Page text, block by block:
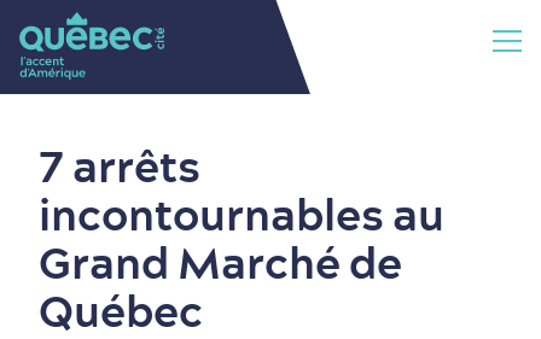
7 arrêts
incontournables au
Grand Marché de
Québec